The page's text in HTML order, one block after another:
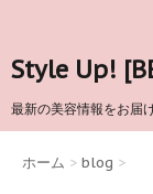
Style Up!
最新の美容情報をお届
ホーム > blog >